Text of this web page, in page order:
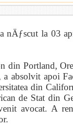
nÄƒscut la 03
din Portland,
absolvit apoi
din
de Stat din
avocat. A